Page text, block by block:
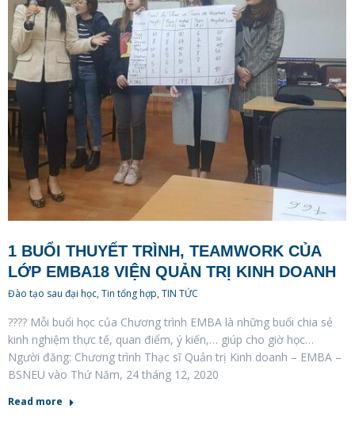
1 BUỔI THUYẾT TRÌNH, TEAMWORK CỦA
LỚP EMBA18 VIỆN QUẢN TRỊ KINH DOANH
Đào tạo sau đại học,Tin tổng hợp,TIN TỨC
???? Mỗi buổi học của Chương trình EMBA là những buổi chia sẻ
kinh nghiệm thực tế, quan điểm, ý kiến,… giúp cho giờ học…
Người đăng: Chương trình Thạc sĩ Quản trị Kinh doanh – EMBA –
BSNEU vào Thứ Năm, 24 tháng 12, 2020
Read more